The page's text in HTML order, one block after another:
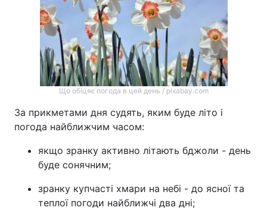
Що обіцяє погода в цей день / pixabay.com
За прикметами дня судять, яким буде літо і
погода найближчим часом:
якщо зранку активно літають бджоли - день
буде сонячним;
зранку купчасті хмари на небі - до ясної та
теплої погоди найближчі два дні;